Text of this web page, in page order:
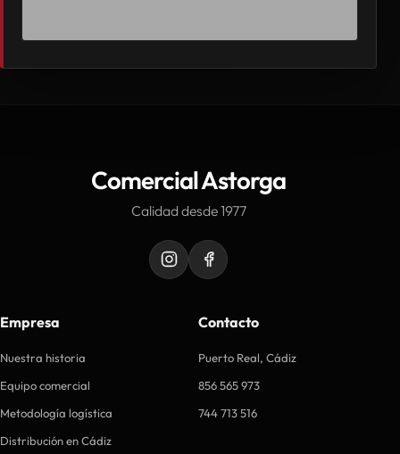
Comercial Astorga
Calidad desde 1977
Empresa
Nuestra historia
Equipo comercial
Metodología logística
Distribución en Cádiz
Contacto
Puerto Real, Cádiz
856 565 973
744 713 516